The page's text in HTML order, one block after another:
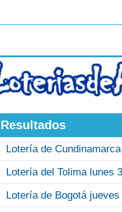
Resultados
Lotería de
Lotería del Tolima lunes
Lotería de Bogotá